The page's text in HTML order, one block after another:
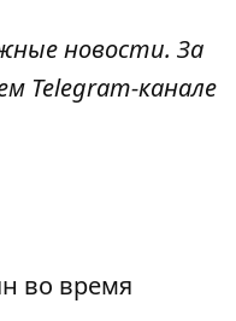
новости. За
Telegram-канале
во время